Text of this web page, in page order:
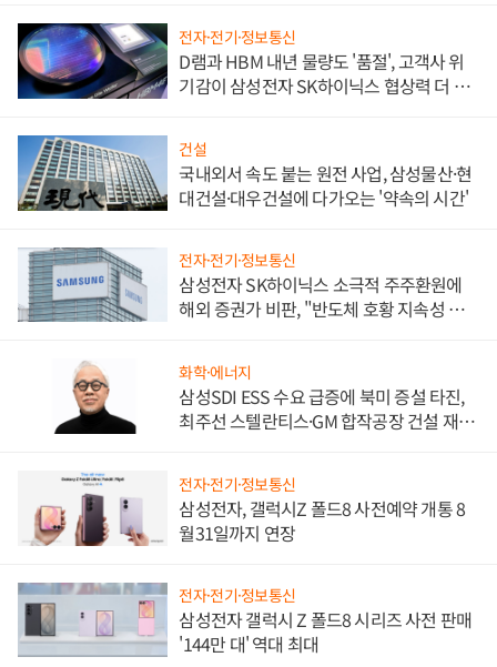
전자·전기·정보통신
D램과 HBM 내년 물량도 '품절', 고객사 위
기감이 삼성전자 SK하이닉스 협상력 더 키
건설
국내외서 속도 붙는 원전 사업, 삼성물산·현
대건설·대우건설에 다가오는 '약속의 시간'
전자·전기·정보통신
삼성전자 SK하이닉스 소극적 주주환원에
해외 증권가 비판, "반도체 호황 지속성 의
화학·에너지
삼성SDI ESS 수요 급증에 북미 증설 타진,
최주선 스텔란티스·GM 합작공장 건설 재추
전자·전기·정보통신
삼성전자, 갤럭시Z 폴드8 사전예약 개통 8
월31일까지 연장
전자·전기·정보통신
삼성전자 갤럭시 Z 폴드8 시리즈 사전 판매
'144만 대' 역대 최대